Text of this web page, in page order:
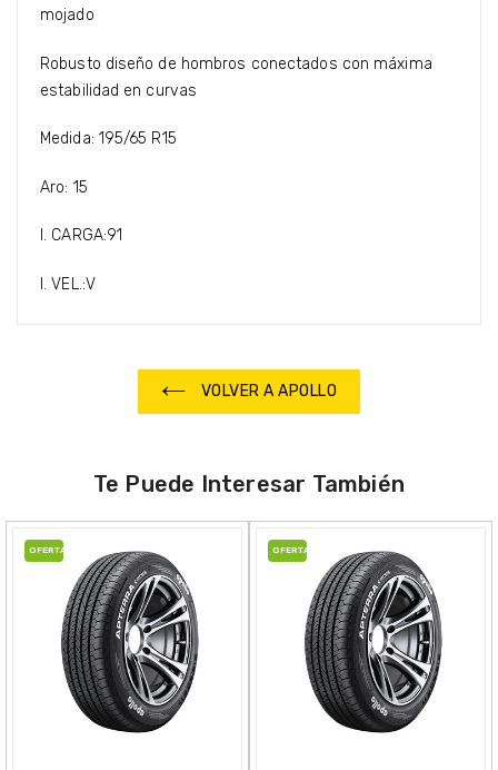
mojado
Robusto diseño de hombros conectados con máxima
estabilidad en curvas
Medida: 195/65 R15
Aro: 15
I. CARGA:91
I. VEL.:V
VOLVER A APOLLO
Te Puede Interesar También
OFERTA OFERTA